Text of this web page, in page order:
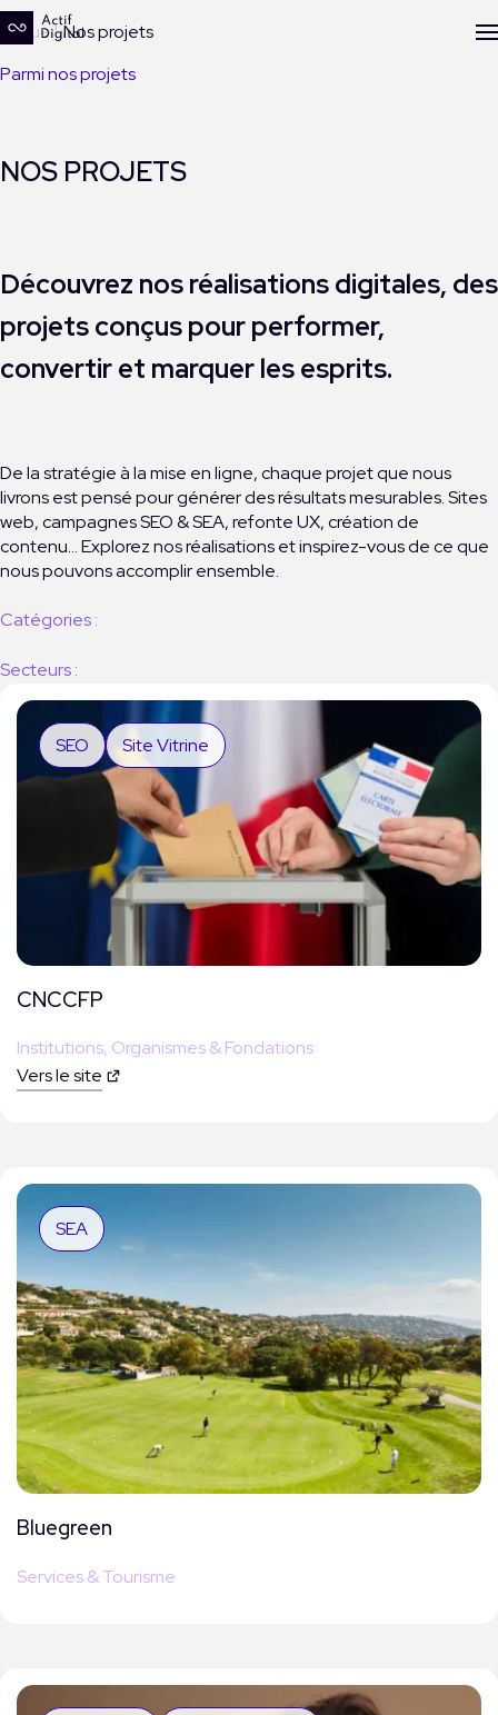
Accueil Nos projets
Parmi nos projets
NOS PROJETS
Découvrez nos réalisations digitales, des
projets conçus pour performer,
convertir et marquer les esprits.
De la stratégie à la mise en ligne, chaque projet que nous
livrons est pensé pour générer des résultats mesurables. Sites
web, campagnes SEO & SEA, refonte UX, création de
contenu… Explorez nos réalisations et inspirez-vous de ce que
nous pouvons accomplir ensemble.
Catégories :
Secteurs :
SEO Site Vitrine
CNCCFP
Institutions, Organismes & Fondations
Vers le site
SEA
Bluegreen
Services & Tourisme